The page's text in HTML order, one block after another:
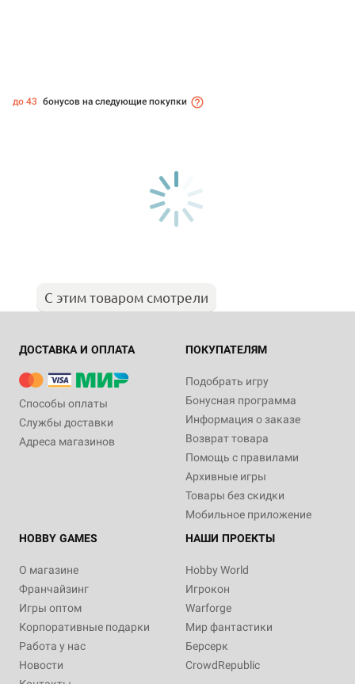
до 43 бонусов на следующие покупки
С этим товаром смотрели
ДОСТАВКА И ОПЛАТА
Способы оплаты
Службы доставки
Адреса магазинов
ПОКУПАТЕЛЯМ
Подобрать игру
Бонусная программа
Информация о заказе
Возврат товара
Помощь с правилами
Архивные игры
Товары без скидки
Мобильное приложение
HOBBY GAMES
О магазине
Франчайзинг
Игры оптом
Корпоративные подарки
Работа у нас
Новости
НАШИ ПРОЕКТЫ
Hobby World
Игрокон
Warforge
Мир фантастики
Берсерк
CrowdRepublic